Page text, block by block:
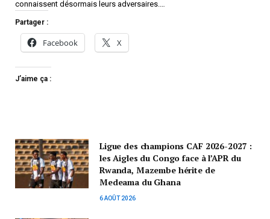
connaissent désormais leurs adversaires.…
Partager :
Facebook X
J’aime ça :
Ligue des champions CAF 2026-2027 :
les Aigles du Congo face à l’APR du
Rwanda, Mazembe hérite de
Medeama du Ghana
6 AOÛT 2026